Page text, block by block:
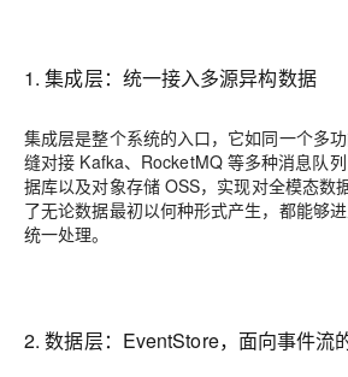
1. 集成层：统一接入多源异构数据
集成层是整个系统的入口，它如同一个多
缝对接 Kafka、RocketMQ 等多种消息队
据库以及对象存储 OSS，实现对全模态数
了无论数据最初以何种形式产生，都能够
统一处理。
2. 数据层：EventStore，面向事件流